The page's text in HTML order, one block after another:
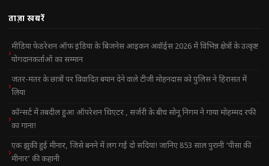
ताज़ा खबरें
मीडिया फेडरेशन ऑफ इंडिया के बिजनेस आइकन अवॉर्ड्स 2026 में विभिन्न क्षेत्रों के उत्कृष्ट
योगदानकर्ताओं का सम्मान
जंतर-मंतर के छात्रों पर विवादित बयान देने वाले टीजी मोहनदास को पुलिस ने हिरासत में
लिया
कॉन्सर्ट में तबदील हुआ ऑपरेशन थिएटर , सर्जरी के बीच सोनू निगम ने गाया मोहम्मद रफी
का गाना!
एक झुकी हुई मीनार, जिसे बनने में लग गईं दो सदियां! जानिए 853 साल पुरानी ‘पीसा की
मीनार’ की कहानी